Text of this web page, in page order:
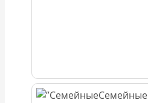
Семейные